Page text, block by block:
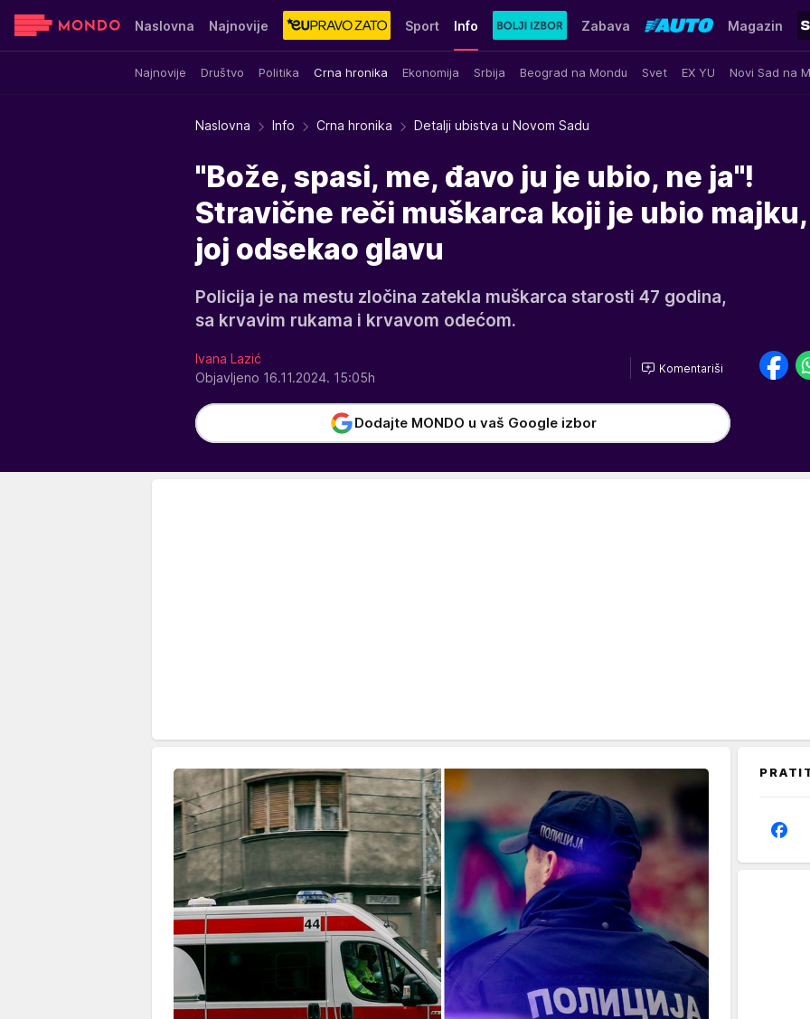
Naslovna Najnovije Sport Info
Najnovije Društvo Politika Crna hronika Ekonomija Srbija Beograd na Mondu Svet EX YU Novi Sad na
Zabava Magazin
Sensa Stvar ukusa Yumama
Naslovna Info Crna hronika Detalji ubistva u Novom Sadu
"Bože, spasi, me, đavo ju je ubio, ne ja"!
Stravične reči muškarca koji je ubio
joj odsekao glavu
Policija je na mestu zločina zatekla muškarca starosti 47 godina,
sa krvavim rukama i krvavom odećom.
Ivana Lazić
Objavljeno 16.11.2024. 15:05h
Komentariši
Dodajte MONDO u vaš Google izbor